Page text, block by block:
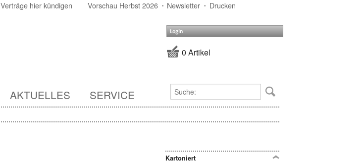
Verträge hier kündigen Vorschau Herbst 2026 Newsletter Drucken
Login
0 Artikel
AKTUELLES SERVICE
Kartoniert